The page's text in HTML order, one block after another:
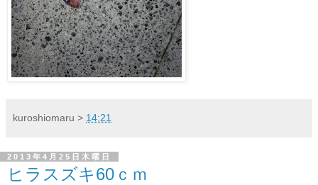
kuroshiomaru > 14:21
2013年4月25日木曜日
ヒラスズキ60ｃｍ